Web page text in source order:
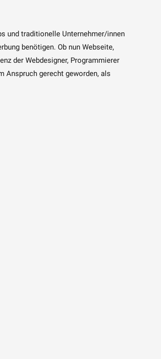
und traditionelle Unternehmer/innen
benötigen. Ob nun Webseite,
der Webdesigner, Programmierer
Anspruch gerecht geworden, als